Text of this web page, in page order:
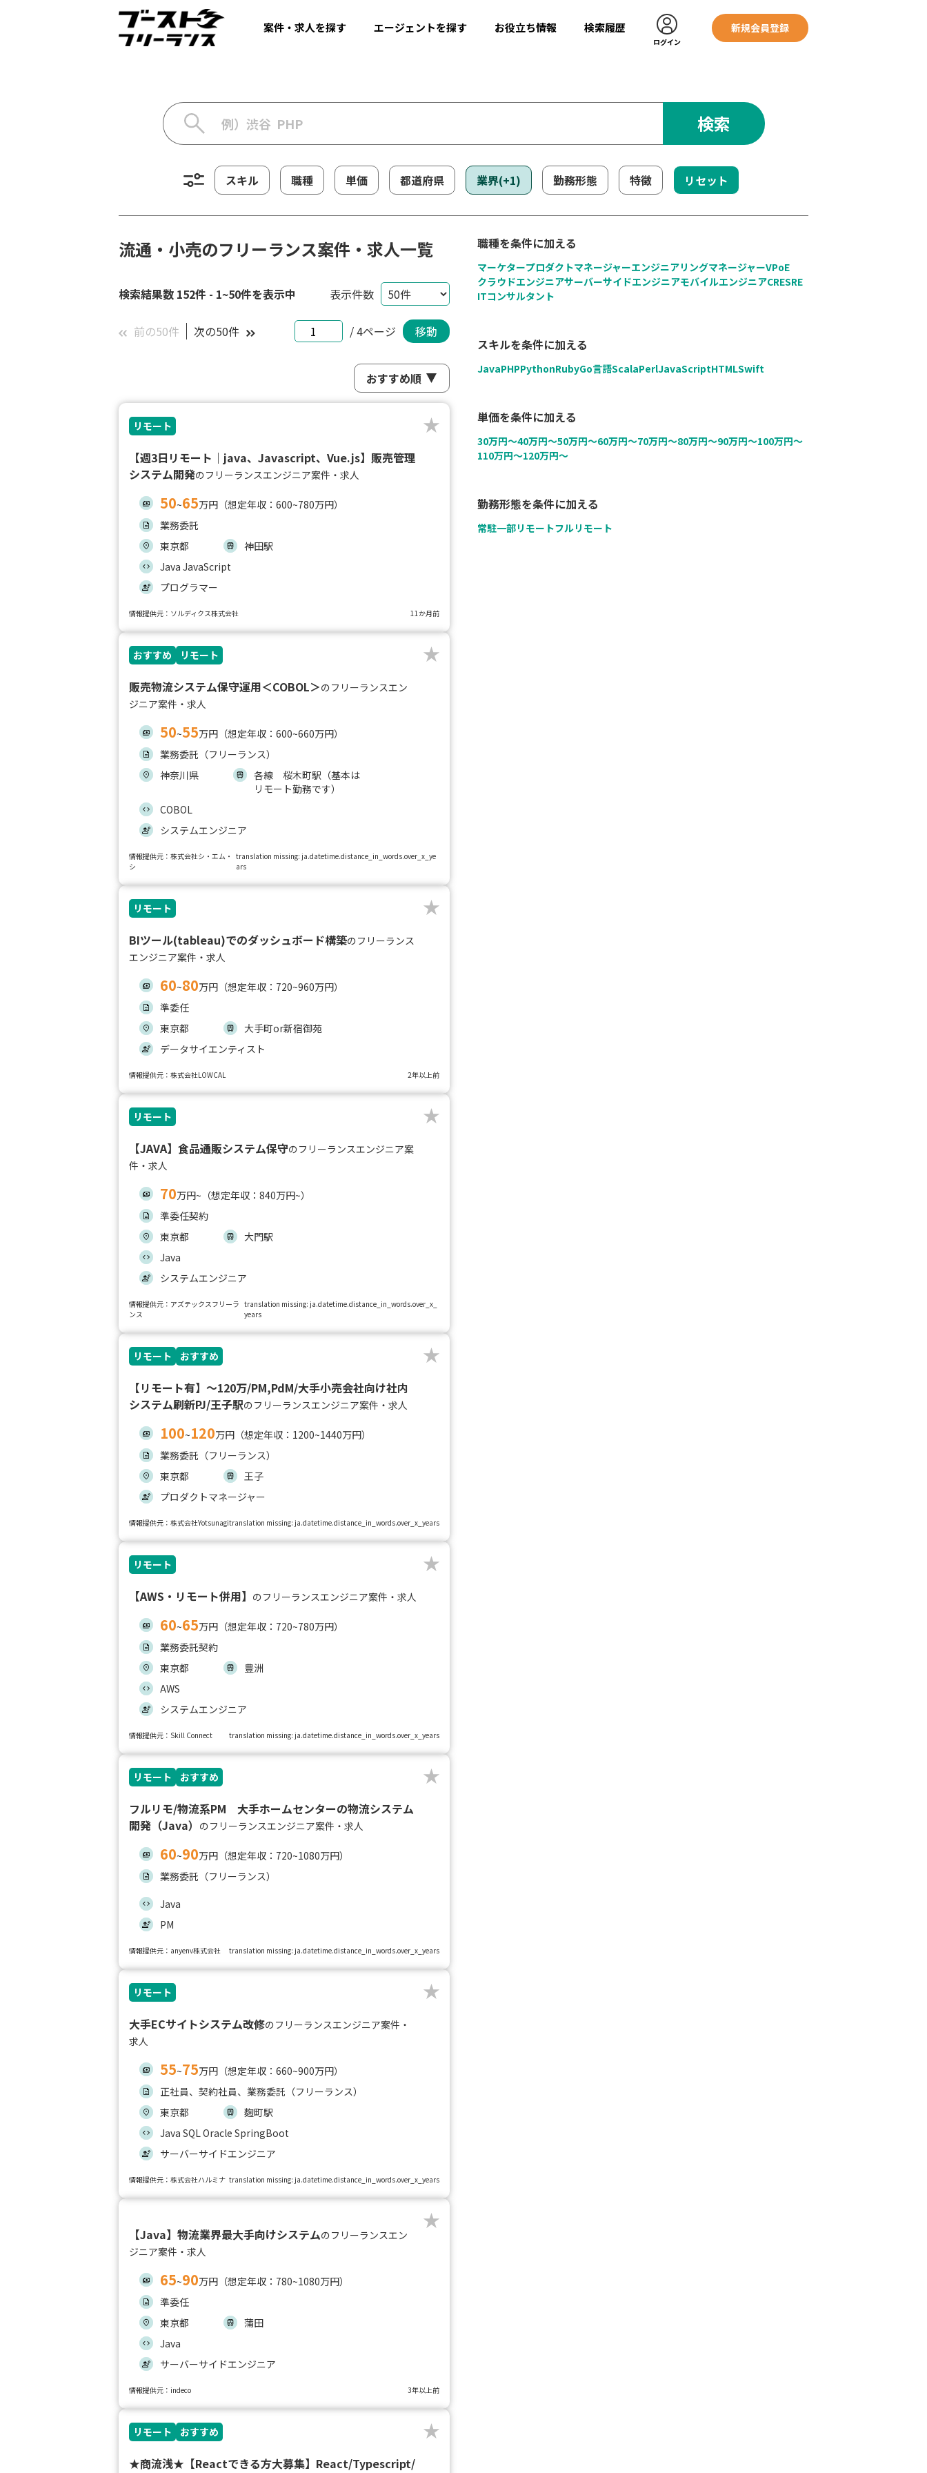
案件・求人を探す エージェントを探す お役立ち情報 検索履歴
ログイン
新規会員登録
検索
スキル 職種 単価 都道府県 業界(+1) 勤務形態 特徴 リセット
流通・小売のフリーランス案件・求人一覧
検索結果数 152件 - 1~50件を表示中 表示件数
前の50件 次の50件 / 4ページ 移動
リモート
【週3日リモート｜java、Javascript、Vue.js】販売管理
システム開発のフリーランスエンジニア案件・求人
50~65万円（想定年収：600~780万円）
業務委託
東京都
神田駅
Java JavaScript
プログラマー
情報提供元：ソルディクス株式会社 11か月前
おすすめ リモート
販売物流システム保守運用＜COBOL＞のフリーランスエン
ジニア案件・求人
50~55万円（想定年収：600~660万円）
業務委託（フリーランス）
神奈川県
各線 桜木町駅（基本は
リモート勤務です）
COBOL
システムエンジニア
情報提供元：株式会社シ・エム・
シ
translation missing: ja.datetime.distance_in_words.over_x_ye
ars
リモート
BIツール(tableau)でのダッシュボード構築のフリーランス
エンジニア案件・求人
60~80万円（想定年収：720~960万円）
準委任
東京都
大手町or新宿御苑
データサイエンティスト
情報提供元：株式会社LOWCAL 2年以上前
リモート
【JAVA】食品通販システム保守のフリーランスエンジニア案
件・求人
70万円~（想定年収：840万円~）
準委任契約
東京都
大門駅
Java
システムエンジニア
情報提供元：アズテックスフリーラ
ンス
translation missing: ja.datetime.distance_in_words.over_x_
years
リモート おすすめ
【リモート有】〜120万/PM,PdM/大手小売会社向け社内
システム刷新PJ/王子駅のフリーランスエンジニア案件・求人
100~120万円（想定年収：1200~1440万円）
業務委託（フリーランス）
東京都
王子
プロダクトマネージャー
情報提供元：株式会社Yotsunagitranslation missing: ja.datetime.distance_in_words.over_x_years
リモート
【AWS・リモート併用】 のフリーランスエンジニア案件・求人
60~65万円（想定年収：720~780万円）
業務委託契約
東京都
豊洲
AWS
システムエンジニア
情報提供元：Skill Connect translation missing: ja.datetime.distance_in_words.over_x_years
リモート おすすめ
フルリモ/物流系PM 大手ホームセンターの物流システム
開発（Java） のフリーランスエンジニア案件・求人
60~90万円（想定年収：720~1080万円）
業務委託（フリーランス）
Java
PM
情報提供元：anyenv株式会社 translation missing: ja.datetime.distance_in_words.over_x_years
リモート
大手ECサイトシステム改修のフリーランスエンジニア案件・
求人
55~75万円（想定年収：660~900万円）
正社員、契約社員、業務委託（フリーランス）
東京都
麴町駅
Java SQL Oracle SpringBoot
サーバーサイドエンジニア
情報提供元：株式会社ハルミナ translation missing: ja.datetime.distance_in_words.over_x_years
【Java】物流業界最大手向けシステムのフリーランスエン
ジニア案件・求人
65~90万円（想定年収：780~1080万円）
準委任
東京都
蒲田
Java
サーバーサイドエンジニア
情報提供元：indeco 3年以上前
リモート おすすめ
★商流浅★【Reactできる方大募集】React/Typescript/
職種を条件に加える
マーケタープロダクトマネージャーエンジニアリングマネージャーVPoE
クラウドエンジニアサーバーサイドエンジニアモバイルエンジニアCRESRE
ITコンサルタント
スキルを条件に加える
JavaPHPPythonRubyGo言語ScalaPerlJavaScriptHTMLSwift
単価を条件に加える
30万円〜40万円〜50万円〜60万円〜70万円〜80万円〜90万円〜100万円〜
110万円〜120万円〜
勤務形態を条件に加える
常駐一部リモートフルリモート